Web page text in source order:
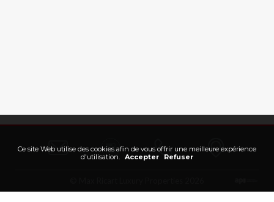
Ce site Web utilise des cookies afin de vous offrir une meilleure expérience
d'utilisation.
Accepter Refuser